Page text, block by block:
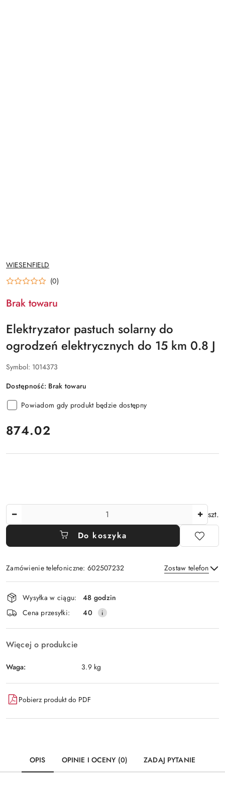
NAZWA
PRODUCENTA:
WIESENFIELD
(0)
Brak towaru
Elektryzator pastuch solarny do
ogrodzeń elektrycznych do 15 km 0.8 J
Symbol: 1014373
Dostępność: Brak towaru
Powiadom gdy produkt będzie dostępny
cena:
874.02
szt.
Do koszyka
Zamówienie telefoniczne: 602507232 Zostaw telefon
Wyślij
Dostępność
i
dostawa
Wysyłka w ciągu:
48 godzin
Cena przesyłki:
40
Więcej o produkcie
Waga: 3.9 kg
Pobierz produkt do PDF
OPIS OPINIE I OCENY (0) ZADAJ PYTANIE